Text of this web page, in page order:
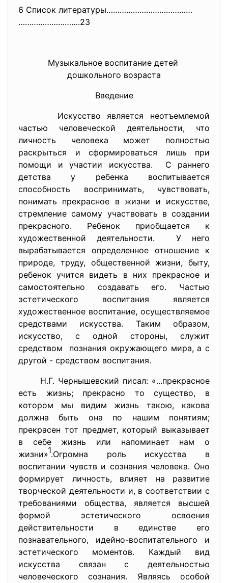
6 Список литературы…………………………………
……………………….23
Музыкальное воспитание детей
дошкольного возраста
Введение
Искусство является неотъемлемой
частью человеческой деятельности, что
личность человека может полностью
раскрыться и сформироваться лишь при
помощи и участии искусства. С раннего
детства у ребенка воспитывается
способность воспринимать, чувствовать,
понимать прекрасное в жизни и искусстве,
стремление самому участвовать в создании
прекрасного. Ребенок приобщается к
художественной деятельности. У него
вырабатывается определенное отношение к
природе, труду, общественной жизни, быту,
ребенок учится видеть в них прекрасное и
самостоятельно создавать его. Частью
эстетического воспитания является
художественное воспитание, осуществляемое
средствами искусства. Таким образом,
искусство, с одной стороны, служит
средством познания окружающего мира, а с
другой - средством воспитания.
Н.Г. Чернышевский писал: «...прекрасное
есть жизнь; прекрасно то существо, в
котором мы видим жизнь такою, какова
должна быть она по нашим понятиям;
прекрасен тот предмет, который выказывает
в себе жизнь или напоминает нам о
жизни»1.Огромна роль искусства в
воспитании чувств и сознания человека. Оно
формирует личность, влияет на развитие
творческой деятельности и, в соответствии с
требованиями общества, является высшей
формой эстетического освоения
действительности в единстве его
познавательного, идейно-воспитательного и
эстетического моментов. Каждый вид
искусства связан с деятельностью
человеческого сознания. Являясь особой